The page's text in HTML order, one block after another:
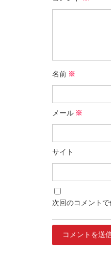
名前 ※
メール ※
サイト
次回のコメント